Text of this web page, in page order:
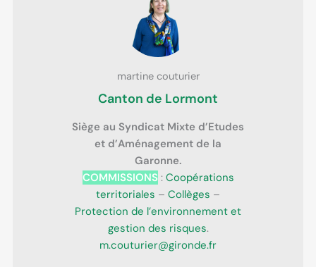
martine couturier
Canton de Lormont
Siège au Syndicat Mixte d’Etudes
et d’Aménagement de la
Garonne.
COMMISSIONS: Coopérations
territoriales – Collèges –
Protection de l’environnement et
gestion des risques.
m.couturier@gironde.fr